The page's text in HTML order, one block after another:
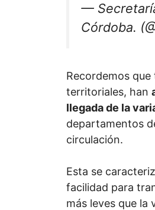
—
Córdoba.
Recordemos
territoriales, han
llegada de la
departamentos
circulación.
Esta se
facilidad para
más leves que la